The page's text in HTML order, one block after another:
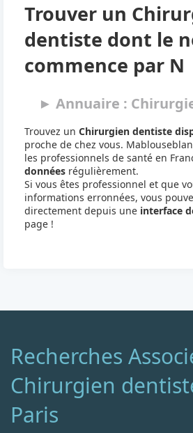
Trouver un
dentiste dont le
commence par N
► Annuaire :
Trouvez un Chirurgien dentiste
proche de chez vous.
les professionnels de santé en
données régulièrement.
Si vous êtes professionnel et que
informations erronnées, vous
directement depuis une interface
page !
Recherches
Chirurgien
Paris